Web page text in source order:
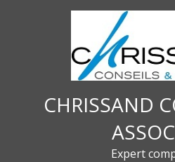
CHRISSAND
Expert